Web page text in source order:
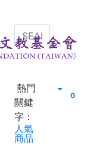
熱門
關鍵
字：
人氣
商品
0